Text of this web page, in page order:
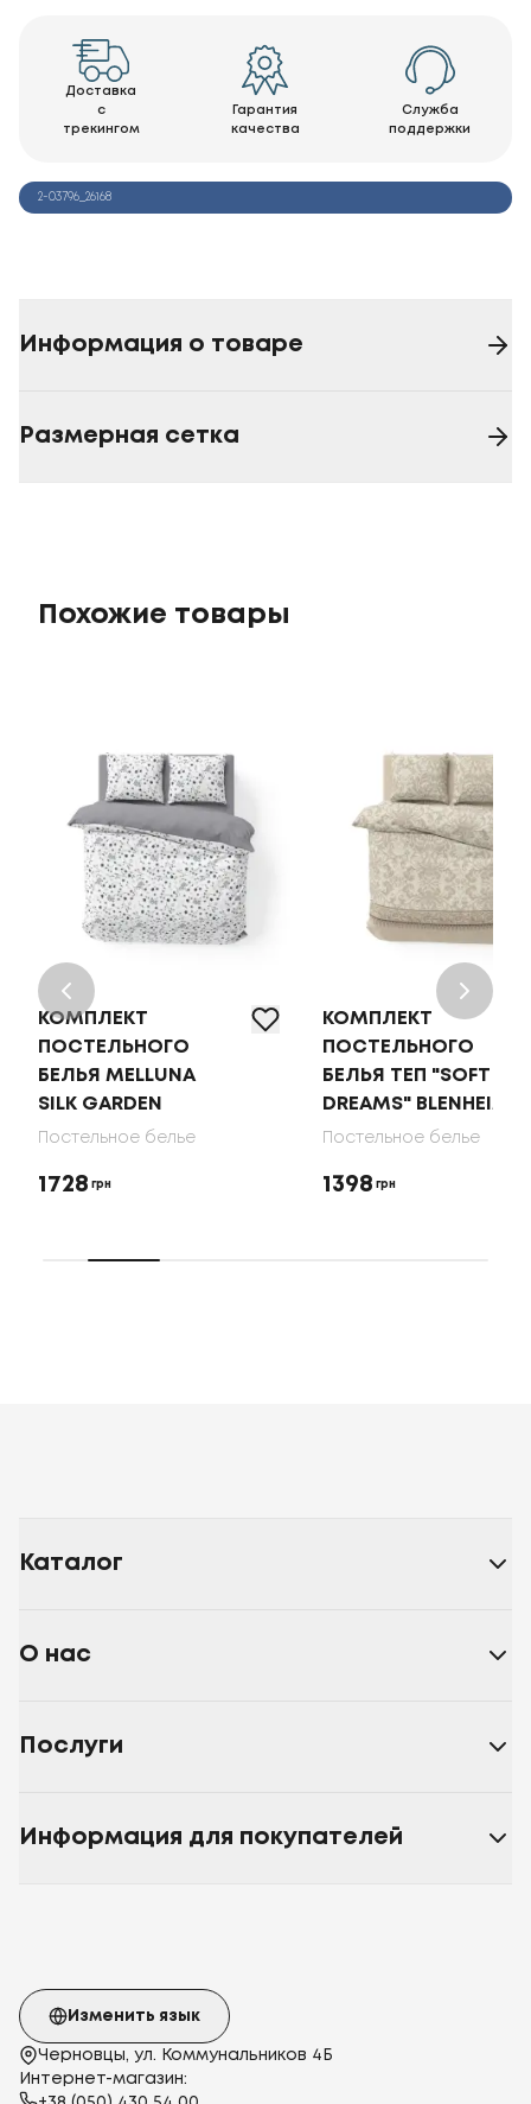
Доставка
с
трекингом
Гарантия
качества
Служба
поддержки
2-03796_26168
Информация о товаре
Размерная сетка
Похожие товары
КОМПЛЕКТ
ПОСТЕЛЬНОГО
БЕЛЬЯ MELLUNA
SILK GARDEN
Постельное белье
1728 грн
КОМПЛЕКТ
ПОСТЕЛЬНОГО
БЕЛЬЯ ТЕП "SOFT
DREAMS" BLENHEIM
Постельное белье
1398 грн
Каталог
О нас
Послуги
Информация для покупателей
Черновцы, ул. Коммунальников 4Б
Интернет-магазин:
Изменить язык